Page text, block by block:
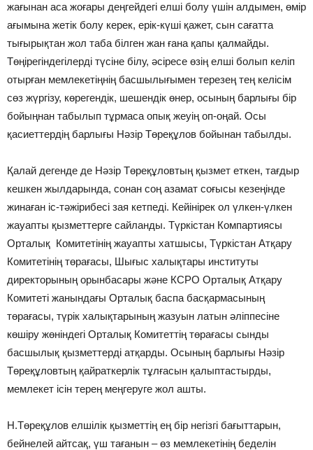
жағынан аса жоғары деңгейдегі елші болу үшін алдымен, өмір
ағымына жетік болу керек, ерік-күші қажет, сын сағатта
тығырықтан жол таба білген жан ғана қапы қалмайды.
Төңірегіндегілерді түсіне білу, әсіресе өзің елші болып келіп
отырған мемлекетіңнің басшылығымен терезең тең келісім
сөз жүргізу, көрегендік, шешендік өнер, осының барлығы бір
бойыңнан табылып тұрмаса опық жеуің оп-оңай. Осы
қасиеттердің барлығы Нәзір Төреқұлов бойынан табылды.
Қалай дегенде де Нәзір Төреқұловтың қызмет еткен, тағдыр
кешкен жылдарында, сонан соң азамат соғысы кезеңінде
жинаған іс-тәжірибесі зая кетпеді. Кейінірек ол үлкен-үлкен
жауапты қызметтерге сайланды. Түркістан Компартиясы
Орталық Комитетінің жауапты хатшысы, Түркістан Атқару
Комитетінің төрағасы, Шығыс халықтары институты
директорының орынбасары және КСРО Орталық Атқару
Комитеті жанындағы Орталық баспа басқармасының
төрағасы, түрік халықтарының жазуын латын әліппесіне
көшіру жөніндегі Орталық Комитеттің төрағасы сынды
басшылық қызметтерді атқарды. Осының барлығы Нәзір
Төреқұловтың қайраткерлік тұлғасын қалыптастырды,
мемлекет ісін терең меңгеруге жол ашты.
Н.Төреқұлов елшілік қызметтің ең бір негізгі бағыттарын,
бейнелей айтсақ, үш тағанын – өз мемлекетінің беделін